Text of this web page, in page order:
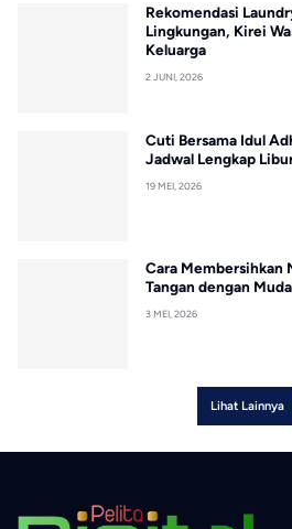
Rekomendasi
Lingkungan, Kirei
Keluarga
2 JUNI, 2026
Cuti Bersama Idul
Jadwal Lengkap
19 MEI, 2026
Cara Membersihkan
Tangan dengan
3 MEI, 2026
Lihat Lainnya